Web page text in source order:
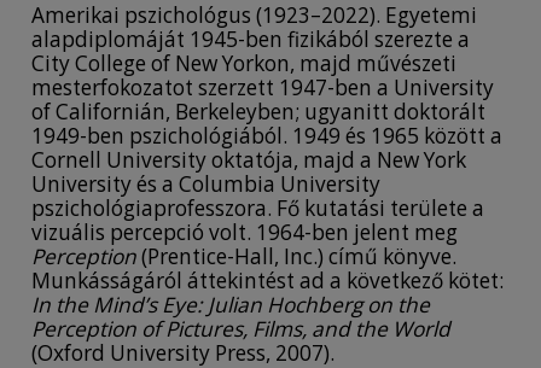
Amerikai pszichológus (1923–2022). Egyetemi
alapdiplomáját 1945-ben fizikából szerezte a
City College of New Yorkon, majd művészeti
mesterfokozatot szerzett 1947-ben a University
of Californián, Berkeleyben; ugyanitt doktorált
1949-ben pszichológiából. 1949 és 1965 között a
Cornell University oktatója, majd a New York
University és a Columbia University
pszichológiaprofesszora. Fő kutatási területe a
vizuális percepció volt. 1964-ben jelent meg
Perception(Prentice-Hall, Inc.) című könyve.
Munkásságáról áttekintést ad a következő kötet:
In the Mind’s Eye: Julian Hochberg on the
Perception of Pictures, Films, and the World
(Oxford University Press, 2007).